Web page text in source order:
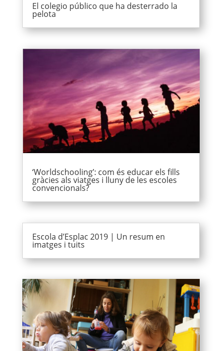
El colegio público que ha desterrado la
pelota
‘Worldschooling’: com és educar els fills
gràcies als viatges i lluny de les escoles
convencionals?
Escola d’Esplac 2019 | Un resum en
imatges i tuits